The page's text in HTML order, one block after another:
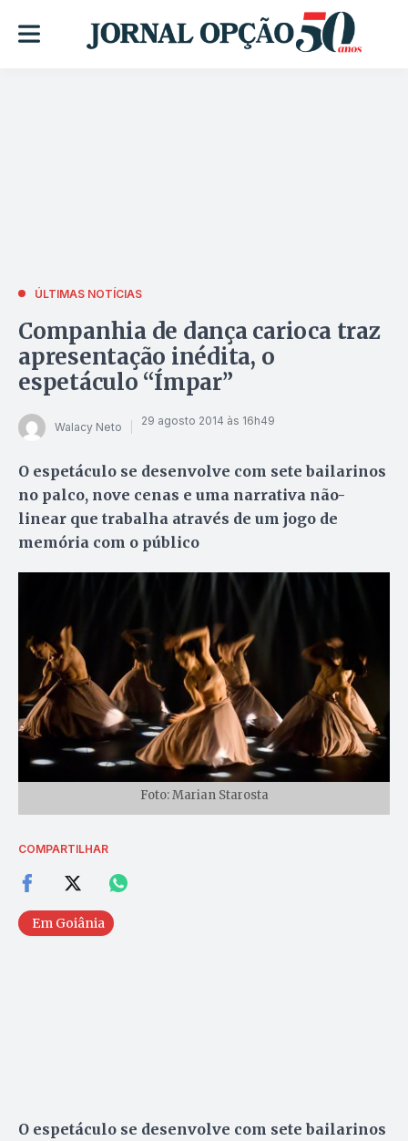
ÚLTIMAS NOTÍCIAS
Companhia de dança carioca traz
apresentação inédita, o
espetáculo “Ímpar”
Walacy Neto 29 agosto 2014 às 16h49
O espetáculo se desenvolve com sete bailarinos
no palco, nove cenas e uma narrativa não-
linear que trabalha através de um jogo de
memória com o público
Foto: Marian Starosta
COMPARTILHAR
Em Goiânia
O espetáculo se desenvolve com sete bailarinos